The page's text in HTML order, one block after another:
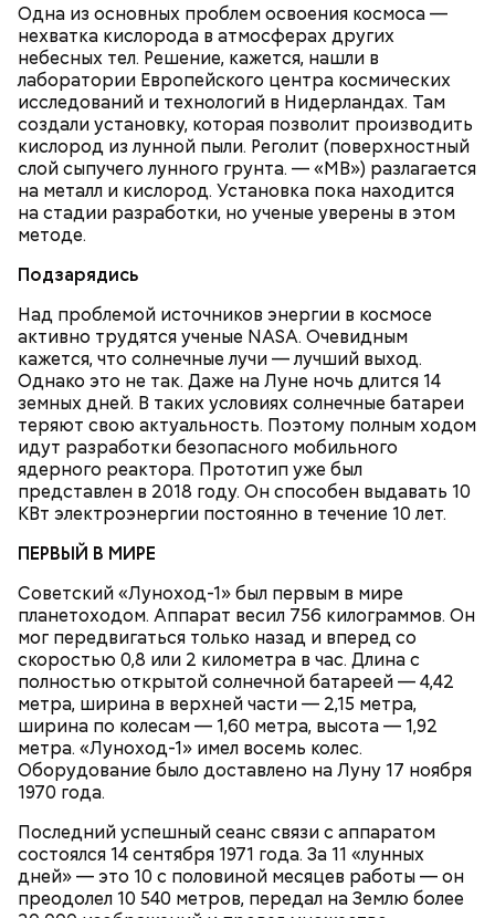
Одна из основных проблем освоения космоса —
нехватка кислорода в атмосферах других
небесных тел. Решение, кажется, нашли в
лаборатории Европейского центра космических
исследований и технологий в Нидерландах. Там
создали установку, которая позволит производить
кислород из лунной пыли. Реголит (поверхностный
слой сыпучего лунного грунта. — «МВ») разлагается
на металл и кислород. Установка пока находится
на стадии разработки, но ученые уверены в этом
методе.
Подзарядись
Над проблемой источников энергии в космосе
активно трудятся ученые NASA. Очевидным
кажется, что солнечные лучи — лучший выход.
Однако это не так. Даже на Луне ночь длится 14
земных дней. В таких условиях солнечные батареи
теряют свою актуальность. Поэтому полным ходом
идут разработки безопасного мобильного
ядерного реактора. Прототип уже был
представлен в 2018 году. Он способен выдавать 10
КВт электроэнергии постоянно в течение 10 лет.
ПЕРВЫЙ В МИРЕ
Советский «Луноход-1» был первым в мире
планетоходом. Аппарат весил 756 килограммов. Он
мог передвигаться только назад и вперед со
скоростью 0,8 или 2 километра в час. Длина с
полностью открытой солнечной батареей — 4,42
метра, ширина в верхней части — 2,15 метра,
ширина по колесам — 1,60 метра, высота — 1,92
метра. «Луноход-1» имел восемь колес.
Оборудование было доставлено на Луну 17 ноября
1970 года.
Последний успешный сеанс связи с аппаратом
состоялся 14 сентября 1971 года. За 11 «лунных
дней» — это 10 с половиной месяцев работы — он
преодолел 10 540 метров, передал на Землю более
нужно застыть на месте и не двигаться;
нельзя ни в коем случае махать руками;
— Может пробить заряд на человека. Нужно вести
себя очень осторожно, будто увидели дикого
зверя, затаиться, — добавил академик.
«Новым рекордам — быть»: как
активность Эль-Ниньо может
отразиться на предстоящем лете
в России
По его словам, молния может распасться, улететь
или просто погаснуть. Однако есть риск, что она
может и взорваться.
После получения предельно допустимой дозы
радиации Макеева вывели из 30-километровой
зоны отчуждения, где он до 3 мая проверял на
уровень радиационной зараженности
автотранспорт.
Одним из запоминающихся событий того периода
для Макеева стал футбольный матч между
киевским «Динамо» и мадридским «Атлетико»,
который состоялся 3 мая в Киеве. Полк Макеева жил
в палатках в лесу около Варовичей, в 12 километрах
от Припяти. А солдатам очень хотелось увидеть
трансляцию матча. Макеев поехал к секретарю
партийной организации колхоза и попросил
одолжить телевизор.
— Электричества нет. Но есть электростанция. И
секретарь партийной организации сжалился и
выделил нам цветной телевизор. И мы вечером
смогли посмотреть матч, — вспоминает он.